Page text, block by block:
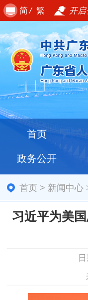
简/ 繁 开
首页
政务公开
首页 > 新闻中心
习近平为美